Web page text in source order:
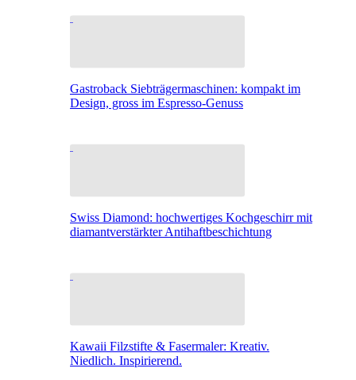
Gastroback Siebträgermaschinen: kompakt im
Design, gross im Espresso-Genuss
Swiss Diamond: hochwertiges Kochgeschirr mit
diamantverstärkter Antihaftbeschichtung
Kawaii Filzstifte & Fasermaler: Kreativ.
Niedlich. Inspirierend.